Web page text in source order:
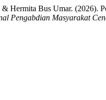
Bus Umar. (2026).
Pengabdian Masyarakat